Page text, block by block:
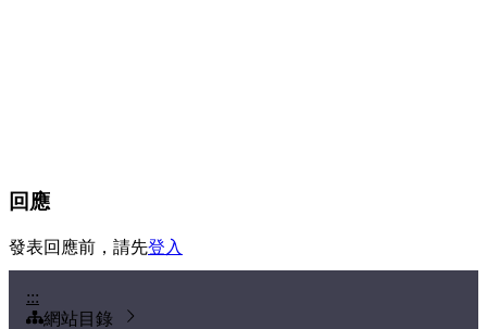
回應
發表回應前，請先登入
:::
網站目錄